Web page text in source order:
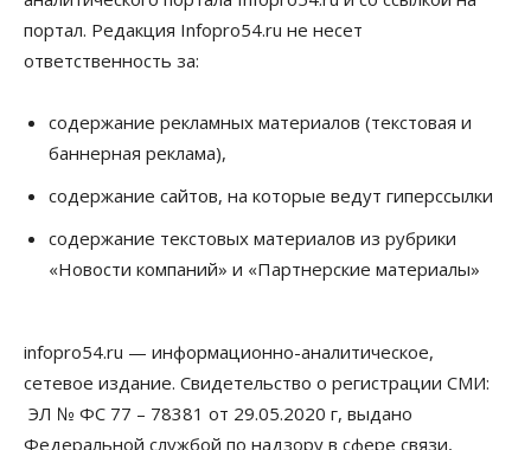
10 Августа 2026, 10:00
Медицина Наука Общество
10 Августа 2026, 09:00
Суд отменил дисквалификацию
10 Августа 2026, 08:00
09 Августа 2026, 19:00
Бизнес Недвижимость
Продажи жилья в Новосибирске находятся на
портал. Редакция Infopro54.ru не несет
ответственность за:
содержание рекламных материалов (текстовая и
баннерная реклама),
содержание сайтов, на которые ведут гиперссылки
содержание текстовых материалов из рубрики
«Новости компаний» и «Партнерские материалы»
infopro54.ru — информационно-аналитическое,
сетевое издание. Свидетельство о регистрации СМИ:
ЭЛ № ФС 77 – 78381 от 29.05.2020 г, выдано
Федеральной службой по надзору в сфере связи,